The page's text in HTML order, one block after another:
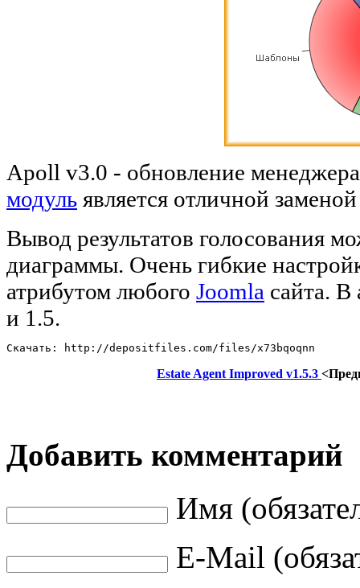
Apoll v3.0 - обновление
модуль является отличной
Вывод результатов голосования
диаграммы. Очень гибкие
атрибутом любого Joomla сайта. В
и 1.5.
Скачать: http://depositfiles.com/files/x73bqoqnn
Estate Agent Improved v1.5.3
Добавить комментарий
Имя
E-Mail